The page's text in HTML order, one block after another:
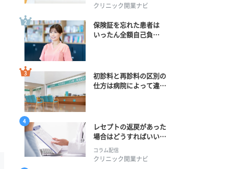
クリニック開業ナビ
保険証を忘れた患者は
いったん全額自己負
初診料と再診料の区別の
仕方は病院によって違
レセプトの返戻があった
場合はどうすればいい？
そのプロセスとは？
コラム配信
クリニック開業ナビ